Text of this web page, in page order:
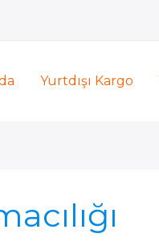
Yurtdışı Kargo